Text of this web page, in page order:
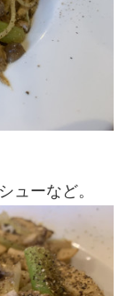
ューなど。